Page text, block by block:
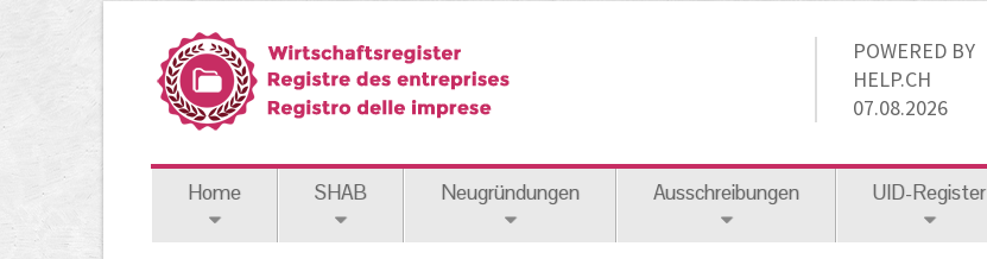
POWERED BY
HELP.CH
07.08.2026
Home SHAB Neugründungen Ausschreibungen UID-Register